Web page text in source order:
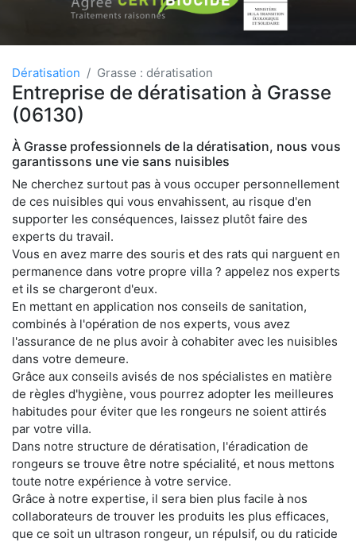
Dératisation Grasse : dératisation
Entreprise de dératisation à Grasse
(06130)
À Grasse professionnels de la dératisation, nous vous
garantissons une vie sans nuisibles
Ne cherchez surtout pas à vous occuper personnellement
de ces nuisibles qui vous envahissent, au risque d'en
supporter les conséquences, laissez plutôt faire des
experts du travail.
Vous en avez marre des souris et des rats qui narguent en
permanence dans votre propre villa ? appelez nos experts
et ils se chargeront d'eux.
En mettant en application nos conseils de sanitation,
combinés à l'opération de nos experts, vous avez
l'assurance de ne plus avoir à cohabiter avec les nuisibles
dans votre demeure.
Grâce aux conseils avisés de nos spécialistes en matière
de règles d'hygiène, vous pourrez adopter les meilleures
habitudes pour éviter que les rongeurs ne soient attirés
par votre villa.
Dans notre structure de dératisation, l'éradication de
rongeurs se trouve être notre spécialité, et nous mettons
toute notre expérience à votre service.
Grâce à notre expertise, il sera bien plus facile à nos
collaborateurs de trouver les produits les plus efficaces,
que ce soit un ultrason rongeur, un répulsif, ou du raticide